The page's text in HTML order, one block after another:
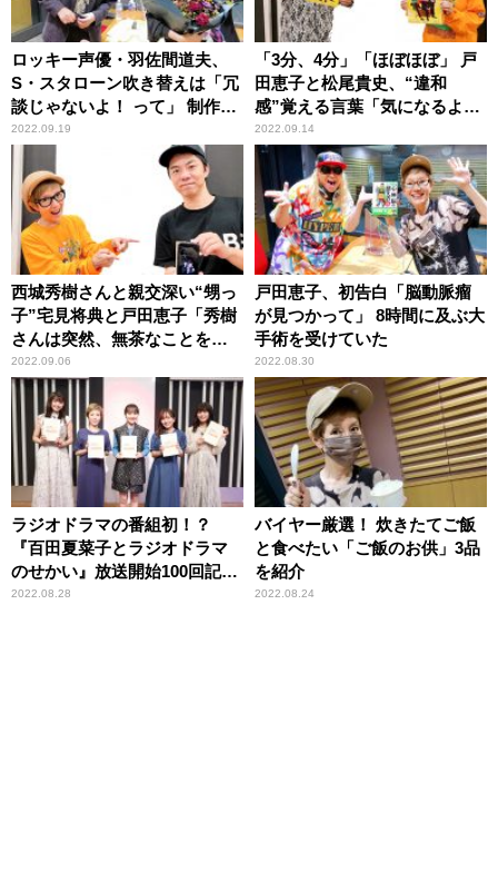
ロッキー声優・羽佐間道夫、
S・スタローン吹き替えは「冗
談じゃないよ！ って」 制作秘
話を語る
2022.09.19
「3分、4分」「ほぼほぼ」 戸
田恵子と松尾貴史、“違和
感”覚える言葉「気になるよ
ね」
2022.09.14
西城秀樹さんと親交深い“甥っ
子”宅見将典と戸田恵子「秀樹
さんは突然、無茶なことをお
っしゃる（笑）」 豪快エピソ
ード懐かしむ
2022.09.06
戸田恵子、初告白「脳動脈瘤
が見つかって」 8時間に及ぶ大
手術を受けていた
2022.08.30
ラジオドラマの番組初！？
『百田夏菜子とラジオドラマ
のせかい』放送開始100回記
念“配信イベント”開催
2022.08.28
バイヤー厳選！ 炊きたてご飯
と食べたい「ご飯のお供」3品
を紹介
2022.08.24